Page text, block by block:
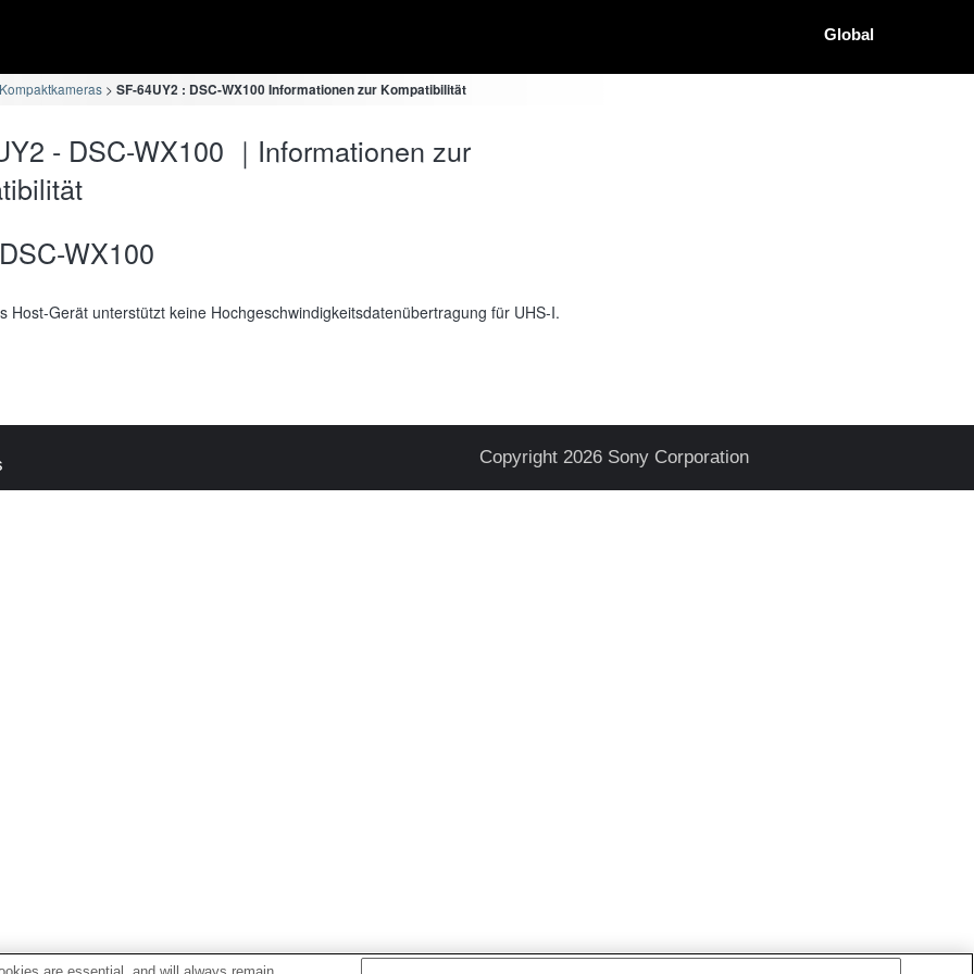
Global
SF-64UY2 : DSC-WX100 Informationen zur Kompatibilität
- DSC-WX100 ｜Informationen zur
DSC-WX100
Host-Gerät unterstützt keine Hochgeschwindigkeitsdatenübertragung für UHS-I.
Copyright 2026 Sony Corporation